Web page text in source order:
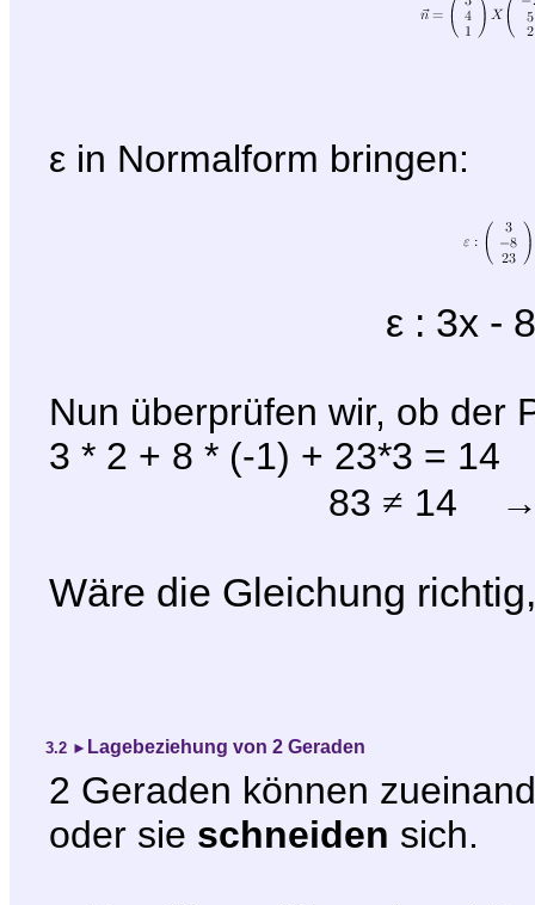
ε in Normalform bringen:
ε : 3x -
Nun überprüfen wir, ob der
3 * 2 + 8 * (-1) + 23*3 = 14
83 ≠ 14
Wäre die Gleichung
3.2 ► Lagebeziehung von 2 Geraden
2 Geraden können
oder sie schneiden sich.